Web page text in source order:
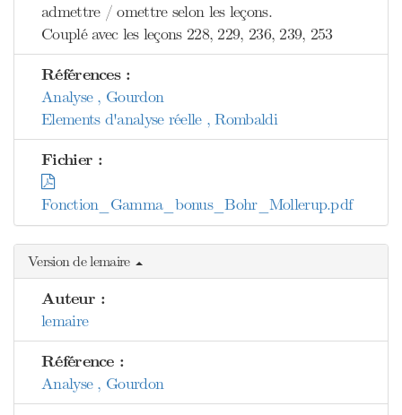
admettre / omettre selon les leçons.
Couplé avec les leçons 228, 229, 236, 239, 253
Références :
Analyse , Gourdon
Elements d'analyse réelle , Rombaldi
Fichier :
Fonction_Gamma_bonus_Bohr_Mollerup.pdf
Version de lemaire
Auteur :
lemaire
Référence :
Analyse , Gourdon